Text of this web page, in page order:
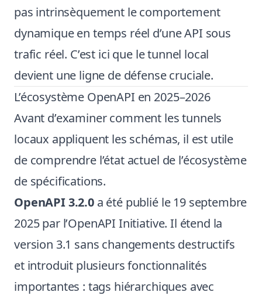
pas intrinsèquement le comportement
dynamique en temps réel d’une API sous
trafic réel. C’est ici que le tunnel local
devient une ligne de défense cruciale.
L’écosystème OpenAPI en 2025–2026
Avant d’examiner comment les tunnels
locaux appliquent les schémas, il est utile
de comprendre l’état actuel de l’écosystème
de spécifications.
OpenAPI 3.2.0a été publié le 19 septembre
2025 par l’OpenAPI Initiative. Il étend la
version 3.1 sans changements destructifs
et introduit plusieurs fonctionnalités
importantes : tags hiérarchiques avec